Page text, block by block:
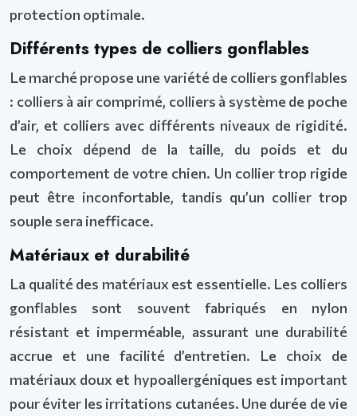
protection optimale.
Différents types de colliers gonflables
Le marché propose une variété de colliers gonflables
: colliers à air comprimé, colliers à système de poche
d’air, et colliers avec différents niveaux de rigidité.
Le choix dépend de la taille, du poids et du
comportement de votre chien. Un collier trop rigide
peut être inconfortable, tandis qu’un collier trop
souple sera inefficace.
Matériaux et durabilité
La qualité des matériaux est essentielle. Les colliers
gonflables sont souvent fabriqués en nylon
résistant et imperméable, assurant une durabilité
accrue et une facilité d’entretien. Le choix de
matériaux doux et hypoallergéniques est important
pour éviter les irritations cutanées. Une durée de vie